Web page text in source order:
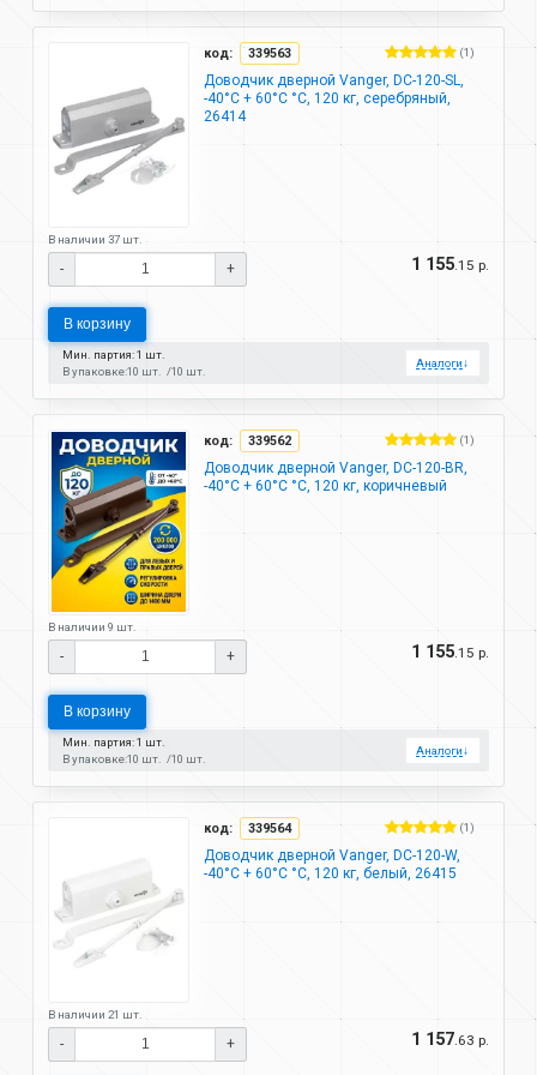
код: 339563 (1)
Доводчик дверной Vanger, DC-120-SL,
-40°C + 60°C °C, 120 кг, серебряный,
26414
В наличии 37 шт.
- + 1 155 .15 р.
В корзину
Мин. партия: 1 шт.
В упаковке:10 шт. 10 шт.
Аналоги↓
код: 339562 (1)
Доводчик дверной Vanger, DC-120-BR,
-40°C + 60°C °C, 120 кг, коричневый
В наличии 9 шт.
- + 1 155 .15 р.
В корзину
Мин. партия: 1 шт.
В упаковке:10 шт. 10 шт.
Аналоги↓
код: 339564 (1)
Доводчик дверной Vanger, DC-120-W,
-40°C + 60°C °C, 120 кг, белый, 26415
В наличии 21 шт.
- + 1 157 .63 р.